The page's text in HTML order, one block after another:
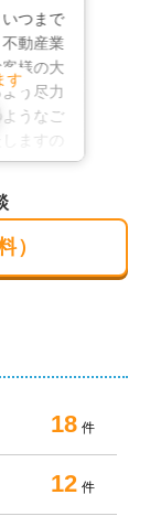
いたします。
お車でのご来
来店のお時間
けしておりま
満足いただけ
子市、松江市
さい。
つまで
動産業
様の大
う尽力
うなご
ますの
す
）
18 件
12 件